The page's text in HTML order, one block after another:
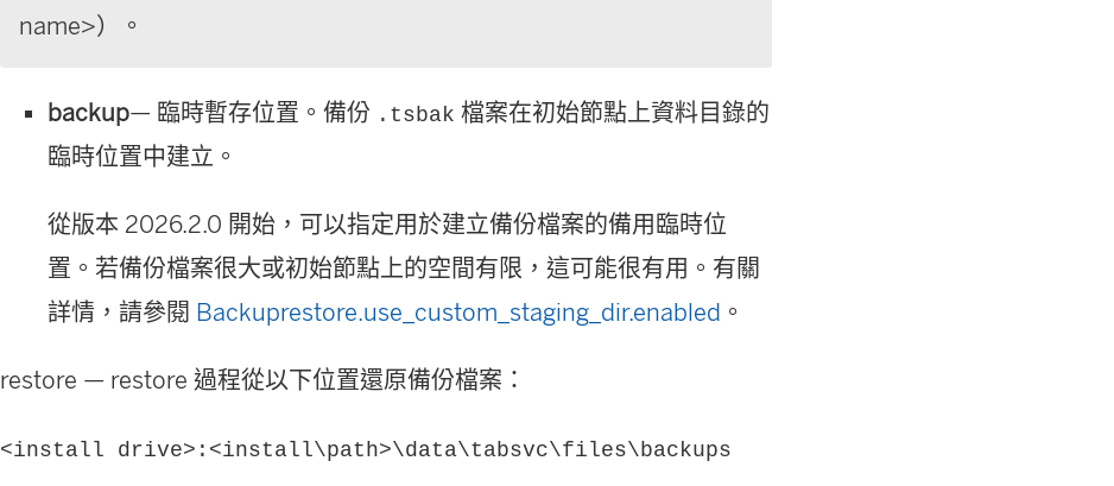
name>）。
backup— 臨時暫存位置。備份 .tsbak 檔案在初始節點上資料目錄的
臨時位置中建立。
從版本 2026.2.0 開始，可以指定用於建立備份檔案的備用臨時位
置。若備份檔案很大或初始節點上的空間有限，這可能很有用。有關
詳情，請參閱 Backuprestore.use_custom_staging_dir.enabled 。
restore — restore 過程從以下位置還原備份檔案：
<install drive>:<install\path>\data\tabsvc\files\backups